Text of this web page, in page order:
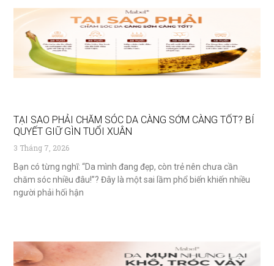
TẠI SAO PHẢI CHĂM SÓC DA CÀNG SỚM CÀNG TỐT? BÍ
QUYẾT GIỮ GÌN TUỔI XUÂN
3 Tháng 7, 2026
Bạn có từng nghĩ: “Da mình đang đẹp, còn trẻ nên chưa cần
chăm sóc nhiều đâu!”? Đây là một sai lầm phổ biến khiến nhiều
người phải hối hận